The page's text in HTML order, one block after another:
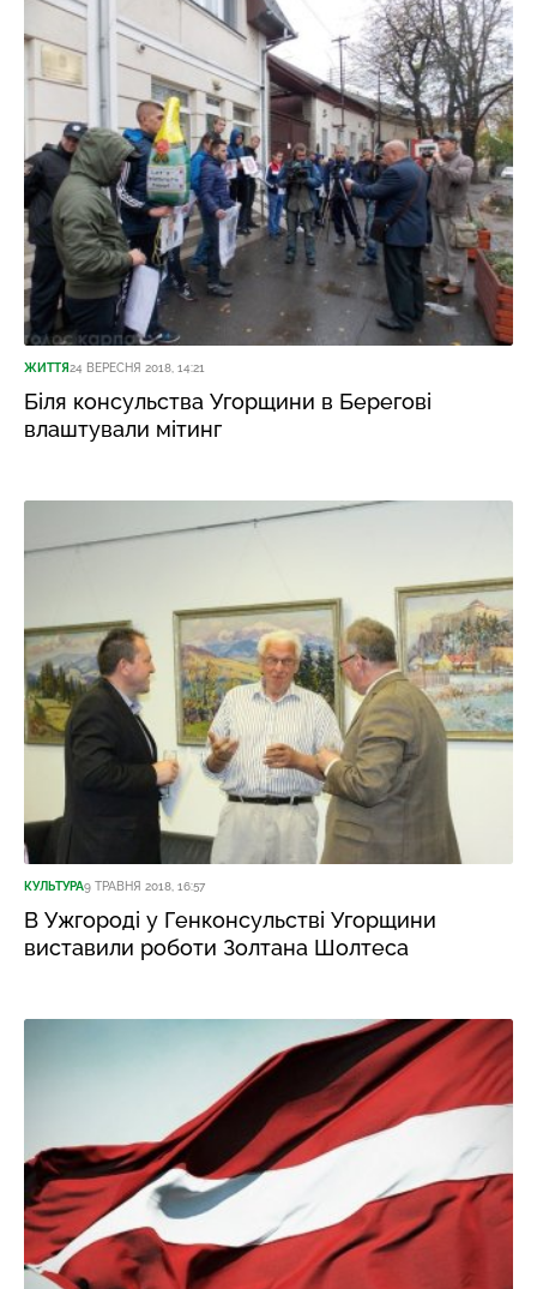
ЖИТТЯ24 ВЕРЕСНЯ 2018, 14:21
Біля консульства Угорщини в Берегові
влаштували мітинг
КУЛЬТУРА9 ТРАВНЯ 2018, 16:57
В Ужгороді у Генконсульстві Угорщини
виставили роботи Золтана Шолтеса